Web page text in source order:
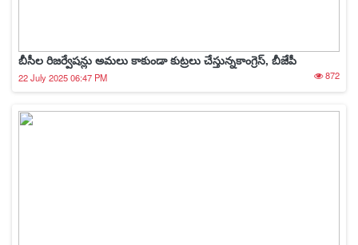
బీసీల రిజర్వేషన్లు అమలు కాకుండా కుట్రలు చేస్తున్నకాంగ్రెస్, బీజేపీ
22 July 2025 06:47 PM 872